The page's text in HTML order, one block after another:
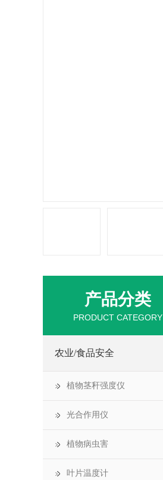
产品分类
PRODUCT CATEGORY
农业/食品安全
植物茎秆强度仪
光合作用仪
植物病虫害
叶片温度计